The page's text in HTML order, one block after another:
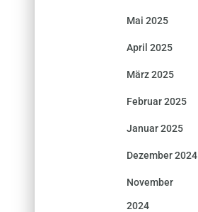
Mai 2025
April 2025
März 2025
Februar 2025
Januar 2025
Dezember 2024
November
2024